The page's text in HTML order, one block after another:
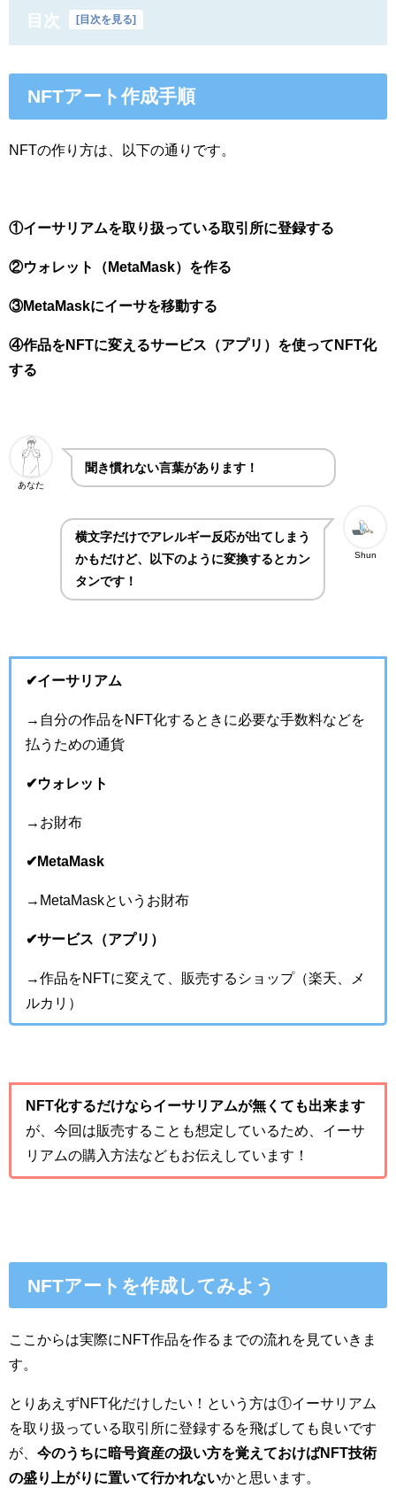
目次 [ 目次を見る]
NFTアート作成手順
NFTの作り方は、以下の通りです。
①イーサリアムを取り扱っている取引所に登録する
②ウォレット（MetaMask）を作る
③MetaMaskにイーサを移動する
④作品をNFTに変えるサービス（アプリ）を使ってNFT化
する
あなた
聞き慣れない言葉があります！
Shun
横文字だけでアレルギー反応が出てしまう
かもだけど、以下のように変換するとカン
タンです！
✔︎イーサリアム
→自分の作品をNFT化するときに必要な手数料などを
払うための通貨
✔︎ウォレット
→お財布
✔︎MetaMask
→MetaMaskというお財布
✔︎サービス（アプリ）
→作品をNFTに変えて、販売するショップ（楽天、メ
ルカリ）
NFT化するだけならイーサリアムが無くても出来ます
が、今回は販売することも想定しているため、イーサ
リアムの購入方法などもお伝えしています！
NFTアートを作成してみよう
ここからは実際にNFT作品を作るまでの流れを見ていきま
す。
とりあえずNFT化だけしたい！という方は①イーサリアム
を取り扱っている取引所に登録するを飛ばしても良いです
が、 今のうちに暗号資産の扱い方を覚えておけばNFT技術
の盛り上がりに置いて行かれないかと思います。